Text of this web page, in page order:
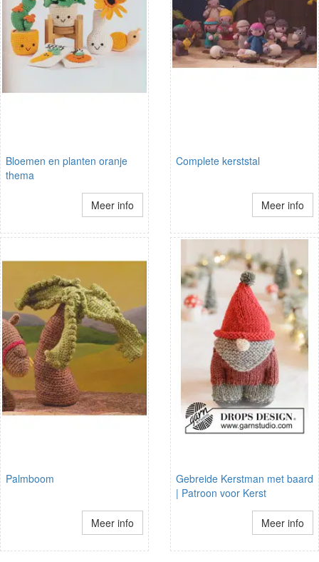
Bloemen en planten oranje
thema
Meer info
Complete kerststal
Meer info
Palmboom
Meer info
Gebreide Kerstman met baard
| Patroon voor Kerst
Meer info